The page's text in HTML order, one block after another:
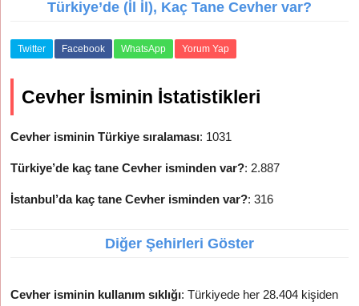
Türkiye’de (İl İl), Kaç Tane Cevher var?
Twitter Facebook WhatsApp Yorum Yap
Cevher İsminin İstatistikleri
Cevher isminin Türkiye sıralaması: 1031
Türkiye’de kaç tane Cevher isminden var?: 2.887
İstanbul’da kaç tane Cevher isminden var?: 316
Diğer Şehirleri Göster
Cevher isminin kullanım sıklığı: Türkiyede her 28.404 kişiden